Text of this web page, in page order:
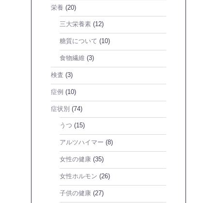
栄養 (20)
三大栄養素 (12)
糖質について (10)
食物繊維 (3)
検査 (3)
症例 (10)
症状別 (74)
うつ (15)
アルツハイマー (8)
女性の健康 (35)
女性ホルモン (26)
子供の健康 (27)